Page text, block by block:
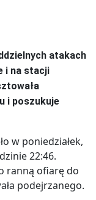
atakach
i na stacji
i poszukuje
w poniedziałek,
22:46.
ranną ofiarę do
podejrzanego.